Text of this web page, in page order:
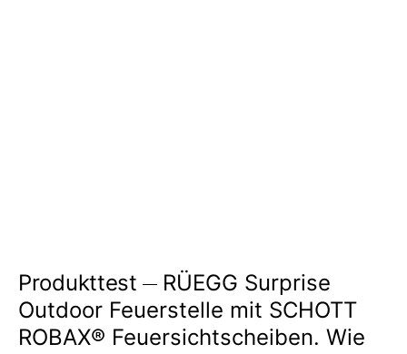
Produkttest
RÜEGG Surprise
Outdoor Feuerstelle mit SCHOTT
ROBAX® Feuersichtscheiben. Wie